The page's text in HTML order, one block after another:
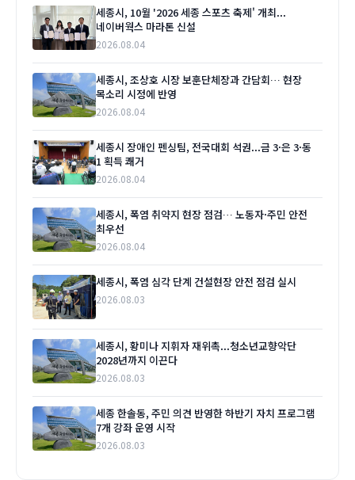
세종시, 10월 '2026 세종 스포츠 축제' 개최...
네이버웍스 마라톤 신설
2026.08.04
세종시, 조상호 시장 보훈단체장과 간담회… 현장
목소리 시정에 반영
2026.08.04
세종시 장애인 펜싱팀, 전국대회 석권...금 3·은 3·동
1 획득 쾌거
2026.08.04
세종시, 폭염 취약지 현장 점검… 노동자·주민 안전
최우선
2026.08.04
세종시, 폭염 심각 단계 건설현장 안전 점검 실시
2026.08.03
세종시, 황미나 지휘자 재위촉...청소년교향악단
2028년까지 이끈다
2026.08.03
세종 한솔동, 주민 의견 반영한 하반기 자치 프로그램
7개 강좌 운영 시작
2026.08.03